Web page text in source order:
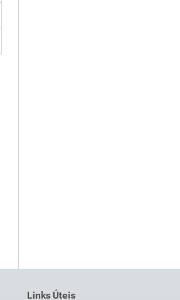
Links Úteis